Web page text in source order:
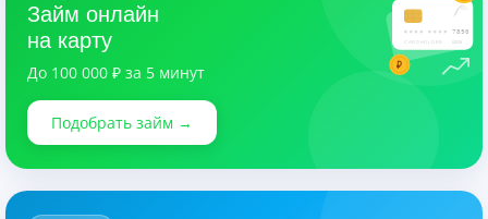
7890
03/28
₽
Займ онлайн
на карту
До 100 000 ₽ за 5 минут
Подобрать займ →